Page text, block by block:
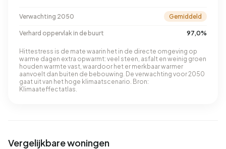
Verwachting 2050 Gemiddeld
Verhard oppervlak in de buurt 97,0%
Hittestress is de mate waarin het in de directe omgeving op
warme dagen extra opwarmt: veel steen, asfalt en weinig groen
houden warmte vast, waardoor het er merkbaar warmer
aanvoelt dan buiten de bebouwing. De verwachting voor 2050
gaat uit van het hoge klimaatscenario. Bron:
Klimaateffectatlas.
Vergelijkbare woningen